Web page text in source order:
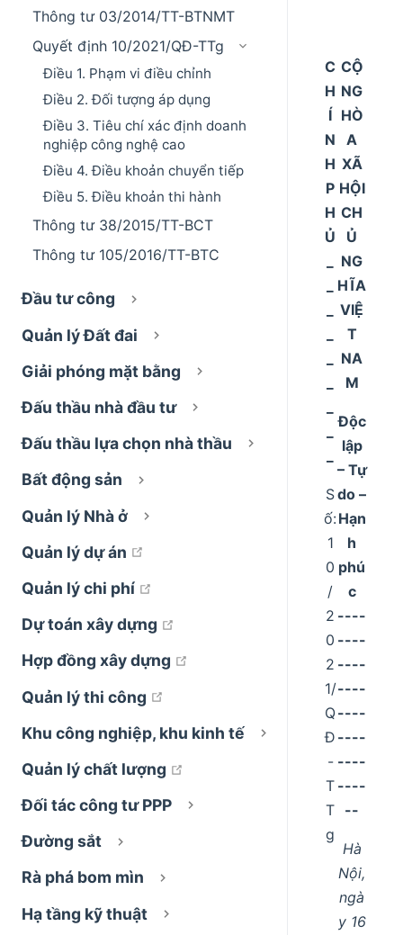
Thông tư 03/2014/TT-BTNMT
Quyết định 10/2021/QĐ-TTg
Điều 1. Phạm vi điều chỉnh
Điều 2. Đối tượng áp dụng
Điều 3. Tiêu chí xác định doanh
nghiệp công nghệ cao
Điều 4. Điều khoản chuyển tiếp
Điều 5. Điều khoản thi hành
Thông tư 38/2015/TT-BCT
Thông tư 105/2016/TT-BTC
Đầu tư công
Quản lý Đất đai
Giải phóng mặt bằng
Đấu thầu nhà đầu tư
Đấu thầu lựa chọn nhà thầu
Bất động sản
Quản lý Nhà ở
Quản lý dự án
Quản lý chi phí
Dự toán xây dựng
open in new window
Hợp đồng xây dựng
open in new window
Quản lý thi công
Khu công nghiệp, khu kinh tế
Quản lý chất lượng
open in new window
Đối tác công tư PPP
Đường sắt
Rà phá bom mìn
Hạ tầng kỹ thuật
C
H
Í
N
H
P
H
Ủ
S
ố:
1
0
/
2
0
2
1/
Q
Đ
-
T
T
g
CỘ
NG
HÒ
A
XÃ
HỘI
CH
Ủ
NG
HĨA
VIỆ
T
NA
M
Độc
lập
– Tự
do –
Hạn
h
phú
c
----
----
----
----
----
----
----
----
--
Hà
Nội,
ngà
y 16